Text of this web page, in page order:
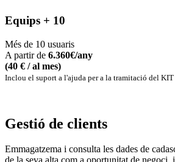
Equips + 10
Més de 10 usuaris
A partir de 6.360€/any
(40 € / al mes)
Inclou el suport a l'ajuda per a la tramitació del
Gestió de clients
Emmagatzema i consulta les dades de